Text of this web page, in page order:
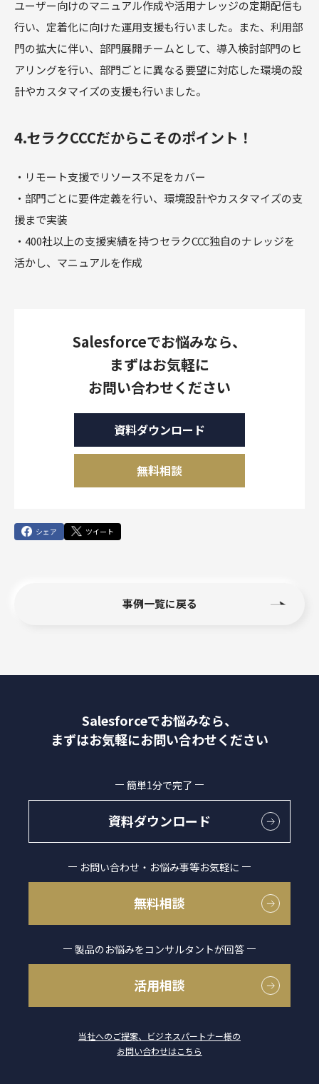
ユーザー向けのマニュアル作成や活用ナレッジの定期配信も
行い、定着化に向けた運用支援も行いました。また、利用部
門の拡大に伴い、部門展開チームとして、導入検討部門のヒ
アリングを行い、部門ごとに異なる要望に対応した環境の設
計やカスタマイズの支援も行いました。
4.セラクCCCだからこそのポイント！
・リモート支援でリソース不足をカバー
・部門ごとに要件定義を行い、環境設計やカスタマイズの支
援まで実装
・400社以上の支援実績を持つセラクCCC独自のナレッジを
活かし、マニュアルを作成
Salesforceでお悩みなら、
まずはお気軽に
お問い合わせください
資料ダウンロード
無料相談
シェア ツイート
事例一覧に戻る
Salesforceでお悩みなら、
まずはお気軽にお問い合わせください
簡単1分で完了
資料ダウンロード
お問い合わせ・お悩み事等お気軽に
無料相談
製品のお悩みをコンサルタントが回答
活用相談
当社へのご提案、ビジネスパートナー様の
お問い合わせはこちら